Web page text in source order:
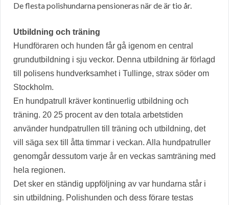
De flesta polishundarna pensioneras när de är tio år.
Utbildning och träning
Hundföraren och hunden får gå igenom en central
grundutbildning i sju veckor. Denna utbildning är förlagd
till polisens hundverksamhet i Tullinge, strax söder om
Stockholm.
En hundpatrull kräver kontinuerlig utbildning och
träning. 20 25 procent av den totala arbetstiden
använder hundpatrullen till träning och utbildning, det
vill säga sex till åtta timmar i veckan. Alla hundpatruller
genomgår dessutom varje år en veckas samträning med
hela regionen.
Det sker en ständig uppföljning av var hundarna står i
sin utbildning. Polishunden och dess förare testas